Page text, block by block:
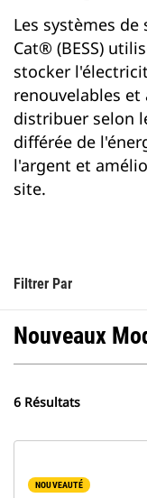
Les systèmes
Cat® (BESS)
stocker
renouvelables
distribuer selon
différée de
l'argent et
site.
Filtrer Par
Nouveaux
6 Résultats
NOUVEAUTÉ